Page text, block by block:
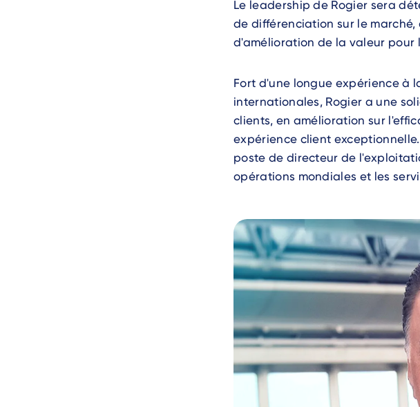
Le leadership de Rogier sera
de différenciation sur le
d'amélioration de la valeur pour
Fort d'une longue expérience à
internationales, Rogier a une
clients, en amélioration sur
expérience client
poste de directeur de
opérations mondiales et les